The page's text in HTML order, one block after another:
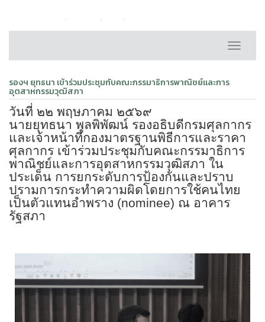
Toggle
รองฯ ยุทธนา เข้าร่วมประชุมกับคณะกรรมาธิการพาณิชย์และการ
อุตสาหกรรมวุฒิสภา
วันที่ ๒๒ พฤษภาคม ๒๕๖๙
นายยุทธนา พูลพิพัฒน์ รองอธิบดีกรมศุลกากร
และเจ้าหน้าที่กองมาตรฐานพิธีการและราคา
ศุลกากร เข้าร่วมประชุมกับคณะกรรมาธิการ
พาณิชย์และการอุตสาหกรรมวุฒิสภา ใน
ประเด็น การยกระดับการป้องกันและปราบ
ปรามการกระทำความผิดโดยการใช้คนไทย
เป็นตัวแทนอำพราง (nominee) ณ อาคาร
รัฐสภา